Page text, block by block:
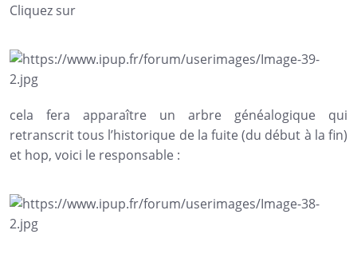
Cliquez sur
cela fera apparaître un arbre généalogique qui
retranscrit tous l’historique de la fuite (du début à la fin)
et hop, voici le responsable :